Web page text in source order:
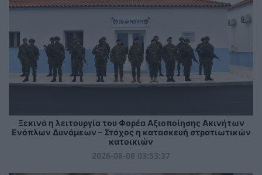
Ξεκινά η λειτουργία του Φορέα Αξιοποίησης Ακινήτων
Ενόπλων Δυνάμεων – Στόχος η κατασκευή στρατιωτικών
κατοικιών
2026-08-08 03:53:37